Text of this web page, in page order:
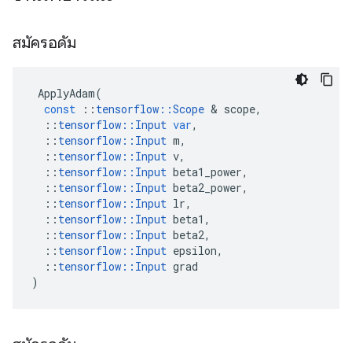
สมัครอดัม
ApplyAdam(
const
:: tensorflow ::Scope & scope,
:: tensorflow :: Input var,
:: tensorflow :: Input m,
:: tensorflow :: Input v,
:: tensorflow :: Input beta1_power,
:: tensorflow :: Input beta2_power,
:: tensorflow :: Input lr,
:: tensorflow :: Input beta1 ,
:: tensorflow :: Input beta2,
:: tensorflow :: Input epsilon,
:: tensorflow :: Input grad
)